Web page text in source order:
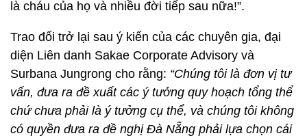
là cháu của họ và nhiều đời tiếp sau nữa!”.
Trao đổi trở lại sau ý kiến của các chuyên gia, đại
diện Liên danh Sakae Corporate Advisory và
Surbana Jungrong cho rằng: “Chúng tôi là đơn vị tư
vấn, đưa ra đề xuất các ý tưởng quy hoạch tổng thể
chứ chưa phải là ý tưởng cụ thể, và chúng tôi không
có quyền đưa ra đề nghị Đà Nẵng phải lựa chọn cái